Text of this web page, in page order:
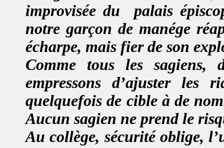
improvisée du
palais
notre garçon de manége
écharpe, mais fier de son
Comme tous les
empressons d’ajuster
quelquefois de cible à de
Aucun sagien ne prend le
Au collège, sécurité oblige,